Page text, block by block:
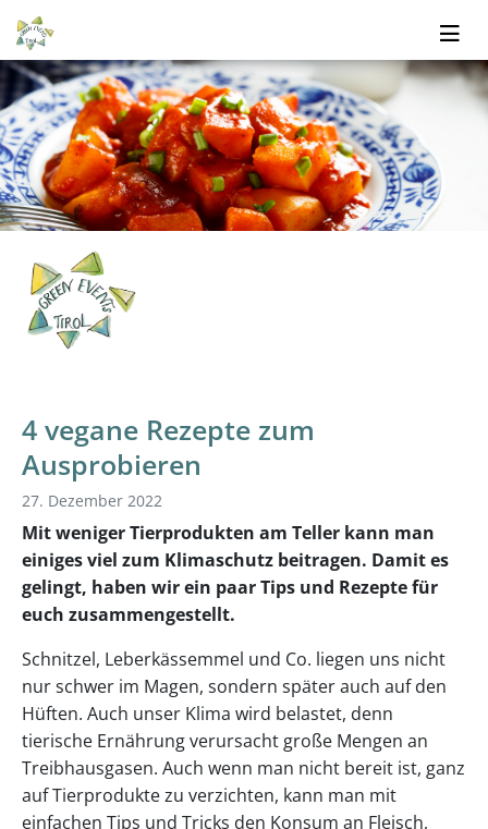
4 vegane Rezepte zum
Ausprobieren
27. Dezember 2022
Mit weniger Tierprodukten am Teller kann man
einiges viel zum Klimaschutz beitragen. Damit es
gelingt, haben wir ein paar Tips und Rezepte für
euch zusammengestellt.
Schnitzel, Leberkässemmel und Co. liegen uns nicht
nur schwer im Magen, sondern später auch auf den
Hüften. Auch unser Klima wird belastet, denn
tierische Ernährung verursacht große Mengen an
Treibhausgasen. Auch wenn man nicht bereit ist, ganz
auf Tierprodukte zu verzichten, kann man mit
einfachen Tips und Tricks den Konsum an Fleisch,